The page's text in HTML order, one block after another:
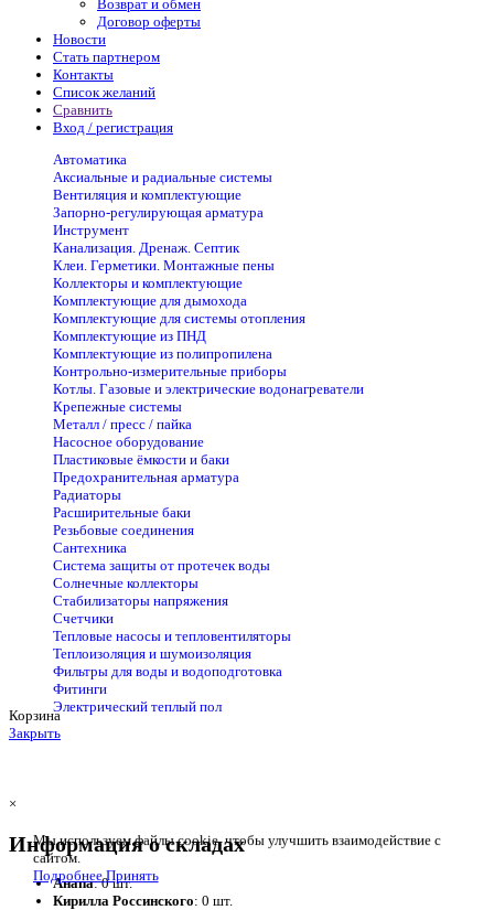
Возврат и обмен
Договор оферты
Новости
Стать партнером
Контакты
Список желаний
Сравнить
Вход / регистрация
Автоматика
Аксиальные и радиальные системы
Вентиляция и комплектующие
Запорно-регулирующая арматура
Инструмент
Канализация. Дренаж. Септик
Клеи. Герметики. Монтажные пены
Коллекторы и комплектующие
Комплектующие для дымохода
Комплектующие для системы отопления
Комплектующие из ПНД
Комплектующие из полипропилена
Контрольно-измерительные приборы
Котлы. Газовые и электрические водонагреватели
Крепежные системы
Металл / пресс / пайка
Насосное оборудование
Пластиковые ёмкости и баки
Предохранительная арматура
Радиаторы
Расширительные баки
Резьбовые соединения
Сантехника
Система защиты от протечек воды
Солнечные коллекторы
Стабилизаторы напряжения
Счетчики
Тепловые насосы и тепловентиляторы
Теплоизоляция и шумоизоляция
Фильтры для воды и водоподготовка
Фитинги
Электрический теплый пол
Корзина
Закрыть
Мы используем файлы cookie, чтобы улучшить взаимодействие с
сайтом.
ПодробнееПринять
×
Информация о складах
Анапа: 0 шт.
Кирилла Россинского: 0 шт.